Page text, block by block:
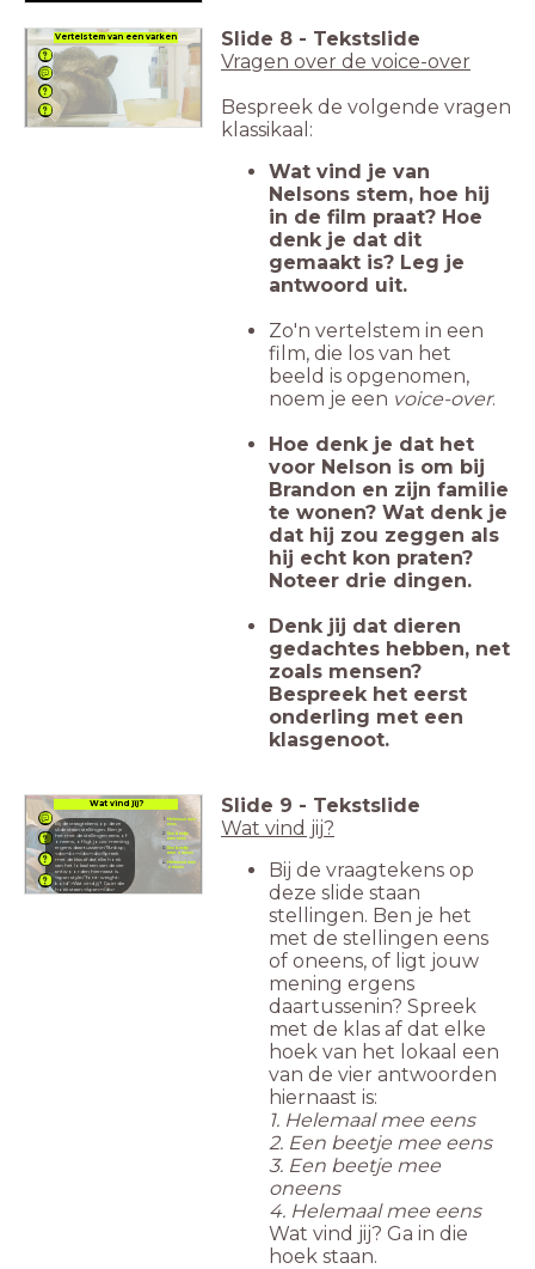
Vertelstem van een varken Slide 8 - Tekstslide
Vragen over de voice-over
Bespreek de volgende vragen
klassikaal:
Wat vind je van
Nelsons stem, hoe hij
in de film praat? Hoe
denk je dat dit
gemaakt is? Leg je
antwoord uit.
Zo'n vertelstem in een
film, die los van het
beeld is opgenomen,
noem je een voice-over.
Hoe denk je dat het
voor Nelson is om bij
Brandon en zijn familie
te wonen? Wat denk je
dat hij zou zeggen als
hij echt kon praten?
Noteer drie dingen.
Denk jij dat dieren
gedachtes hebben, net
zoals mensen?
Bespreek het eerst
onderling met een
klasgenoot.
Wat vind jij?
Bij de vraagtekens op deze
slide staan stellingen. Ben je
het met de stellingen eens of
oneens, of ligt jouw mening
ergens daartussenin?&nbsp;
<div><br></div><div>Spreek
met de klas af dat elke hoek
van het lokaal een van de vier
antwoorden hiernaast is.
<span style="font-weight:
bold">Wat vind jij? Ga in die
hoek staan.</span></div>
Helemaal mee
eens
Een beetje
mee eens
Een beetje
mee oneens
Helemaal mee
oneens
Slide 9 - Tekstslide
Wat vind jij?
Bij de vraagtekens op
deze slide staan
stellingen. Ben je het
met de stellingen eens
of oneens, of ligt jouw
mening ergens
daartussenin? Spreek
met de klas af dat elke
hoek van het lokaal een
van de vier antwoorden
hiernaast is:
1. Helemaal mee eens
2. Een beetje mee eens
3. Een beetje mee
oneens
4. Helemaal mee eens
Wat vind jij? Ga in die
hoek staan.